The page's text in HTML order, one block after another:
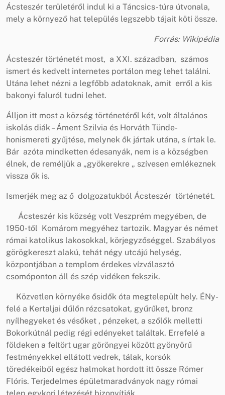
Ácsteszér területéről indul ki a Táncsics-túra útvonala,
mely a környező hat település legszebb tájait köti össze.
Forrás: Wikipédia
Ácsteszér történetét most, a XXI. században, számos
ismert és kedvelt internetes portálon meg lehet találni.
Utána lehet nézni a legfőbb adatoknak, amit erről a kis
bakonyi faluról tudni lehet.
Álljon itt most a község történetéről két, volt általános
iskolás diák – Áment Szilvia és Horváth Tünde-
honismereti gyűjtése, melynek ők jártak utána, s írtak le.
Bár azóta mindketten édesanyák, nem is a községben
élnek, de reméljük a „gyökerekre „ szívesen emlékeznek
vissza ők is.
Ismerjék meg az ő dolgozatukból Ácsteszér történetét.
Ácsteszér kis község volt Veszprém megyében, de
1950-től Komárom megyéhez tartozik. Magyar és német
római katolikus lakosokkal, körjegyzőséggel. Szabályos
görögkereszt alakú, tehát négy utcájú helység,
központjában a templom érdekes vízválasztó
csomóponton áll és szép vidéken fekszik.
Közvetlen környéke ősidők óta megtelepült hely. ÉNy-
felé a Kertaljai dűlőn rézcsatokat, gyűrűket, bronz
nyílhegyeket és vésőket , pénzeket, a szőlők melletti
Bokorkútnál pedig régi edényeket találtak. Errefelé a
földeken a feltört ugar göröngyei között gyönyörű
festményekkel ellátott vedrek, tálak, korsók
töredékeiből egész halmokat hordott itt össze Rómer
Flóris. Terjedelmes épületmaradványok nagy római